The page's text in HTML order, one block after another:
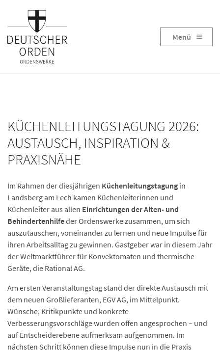
Menü
KÜCHENLEITUNGSTAGUNG 2026:
AUSTAUSCH, INSPIRATION &
PRAXISNÄHE
Im Rahmen der diesjährigen Küchenleitungstagung in
Landsberg am Lech kamen Küchenleiterinnen und
Küchenleiter aus allen Einrichtungen der Alten- und
Behindertenhilfeder Ordenswerke zusammen, um sich
auszutauschen, voneinander zu lernen und neue Impulse für
ihren Arbeitsalltag zu gewinnen. Gastgeber war in diesem Jahr
der Weltmarktführer für Konvektomaten und thermische
Geräte, die Rational AG.
Am ersten Veranstaltungstag stand der direkte Austausch mit
dem neuen Großlieferanten, EGV AG, im Mittelpunkt.
Wünsche, Kritikpunkte und konkrete
Verbesserungsvorschläge wurden offen angesprochen – und
auf Entscheiderebene aufmerksam aufgenommen. Im
nächsten Schritt können diese Impulse nun in die Praxis